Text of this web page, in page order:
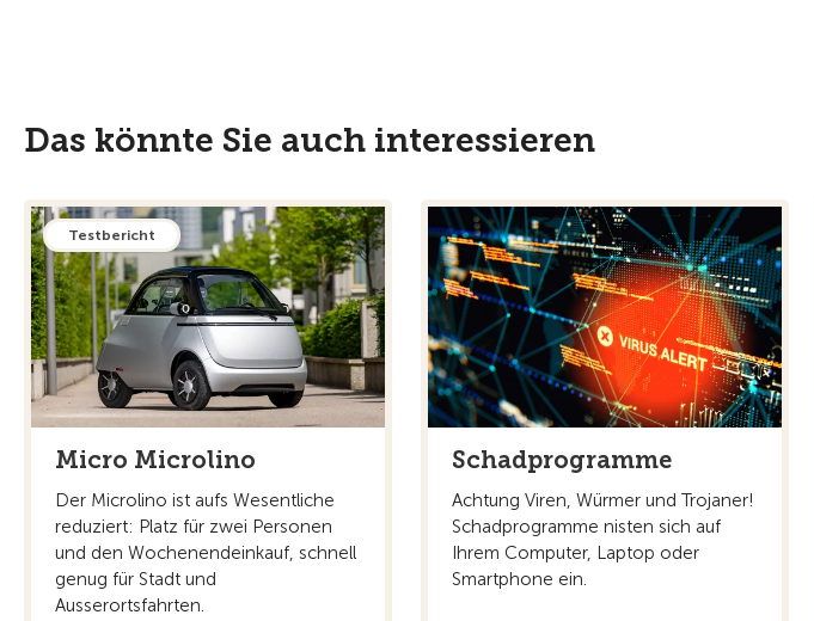
Das könnte Sie auch interessieren
Testbericht
Micro Microlino
Der Microlino ist aufs Wesentliche
reduziert: Platz für zwei Personen
und den Wochenendeinkauf, schnell
genug für Stadt und
Ausserortsfahrten.
Schadprogramme
Achtung Viren, Würmer und Trojaner!
Schadprogramme nisten sich auf
Ihrem Computer, Laptop oder
Smartphone ein.